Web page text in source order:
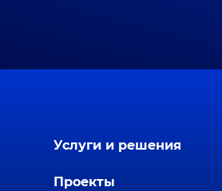
Услуги и решения
Проекты